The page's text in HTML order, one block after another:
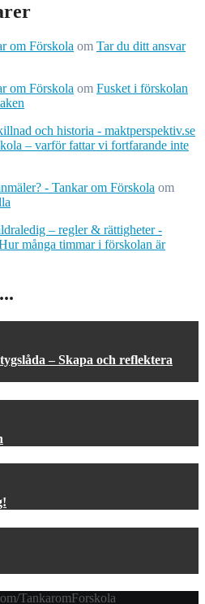
om Förskola om Tar du ditt ansvar
om Förskola om Fusket i förskolan
och historia - maktperspektiv.se
– varför fattar vi fortfarande inte
- Tankar om Förskola om
– regler & rättigheter -
många timmar i förskolan är
– Skapa och reflektera
TankaromForskola